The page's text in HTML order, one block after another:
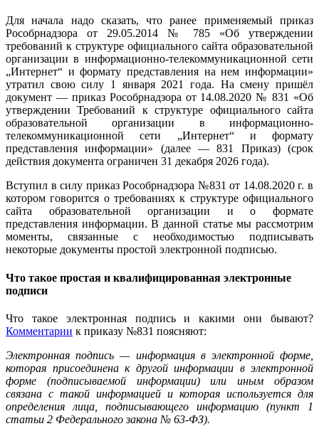
Для начала надо сказать, что ранее применяемый приказ
Рособрнадзора от 29.05.2014 № 785 «Об утверждении
требований к структуре официального сайта образовательной
организации в информационно-телекоммуникационной сети
„Интернет“ и формату представления на нем информации»
утратил свою силу 1 января 2021 года. На смену пришёл
документ — приказ Рособрнадзора от 14.08.2020 № 831 «Об
утверждении Требований к структуре официального сайта
образовательной организации в информационно-
телекоммуникационной сети „Интернет“ и формату
представления информации» (далее — 831 Приказ) (срок
действия документа ограничен 31 декабря 2026 года).
Вступил в силу приказ Рособрнадзора №831 от 14.08.2020 г. в
котором говорится о требованиях к структуре официального
сайта образовательной организации и о формате
представления информации. В данной статье мы рассмотрим
моменты, связанные с необходимостью подписывать
некоторые документы простой электронной подписью.
Что такое простая и квалифицированная электронные
подписи
Что такое электронная подпись и какими они бывают?
Комментарии к приказу №831 поясняют:
Электронная подпись — информация в электронной форме,
которая присоединена к другой информации в электронной
форме (подписываемой информации) или иным образом
связана с такой информацией и которая используется для
определения лица, подписывающего информацию (пункт 1
статьи 2 Федерального закона № 63-ФЗ).